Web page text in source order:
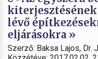
kiterjesztésének
lévő
eljárásokra »
Szerző: Baksa Lajos, Dr.